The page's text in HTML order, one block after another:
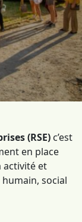
(RSE) c’est
en place
activité et
social